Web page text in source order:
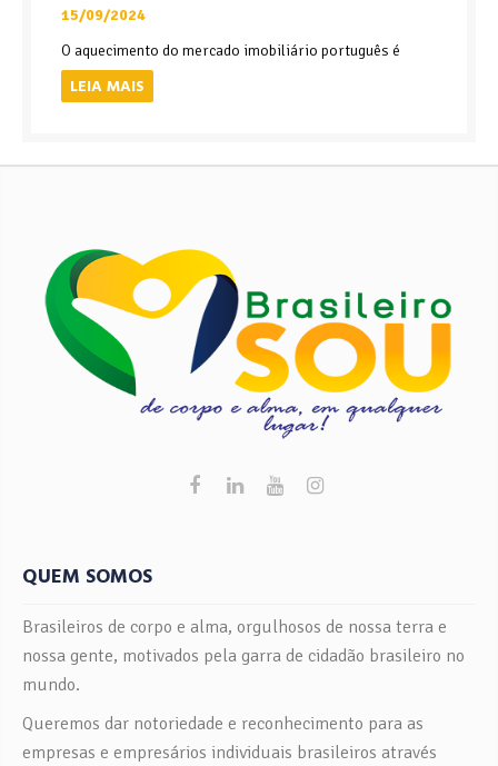
15/09/2024
O aquecimento do mercado imobiliário português é
LEIA MAIS
QUEM SOMOS
Brasileiros de corpo e alma, orgulhosos de nossa terra e
nossa gente, motivados pela garra de cidadão brasileiro no
mundo.
Queremos dar notoriedade e reconhecimento para as
empresas e empresários individuais brasileiros através